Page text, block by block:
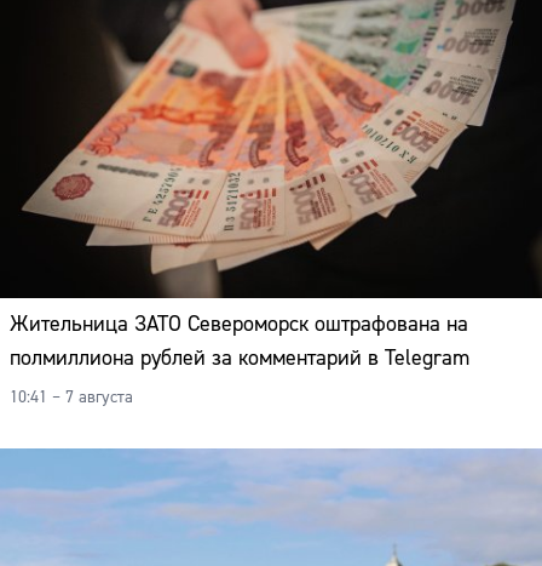
Жительница ЗАТО Североморск оштрафована на
полмиллиона рублей за комментарий в Telegram
10:41 – 7 августа